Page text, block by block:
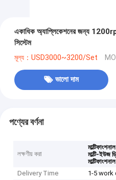
একাধিক অ্যাপ্লিকেশনের জন্য
সিস্টেম
মূল্য：USD3000~3200/Set
ভালো দাম
পণ্যের বর্ণনা
লক্ষণীয় করা
মাল্টি-ইউজ
Delivery Time
1-5 work